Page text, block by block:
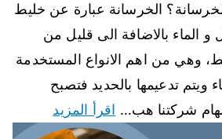
الخرسانة عبارة عن خليط
الماء بالاضافة الى قليل من
وهي من اهم الانواع المستخدمة
ويتم تدعيمها بالحديد فتصبح
شركتنا هب… اقرأ المزيد